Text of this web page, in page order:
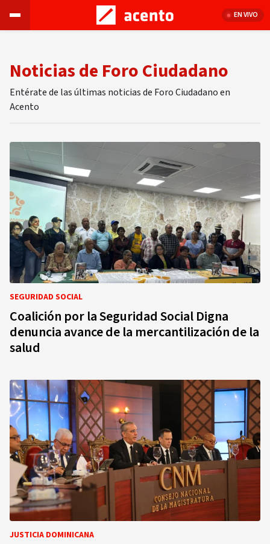
EN VIVO
Noticias de Foro Ciudadano
Entérate de las últimas noticias de Foro Ciudadano en
Acento
SEGURIDAD SOCIAL
Coalición por la Seguridad Social Digna
denuncia avance de la mercantilización de la
salud
JUSTICIA DOMINICANA